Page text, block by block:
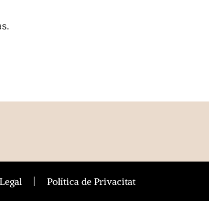
Política de Privacitat